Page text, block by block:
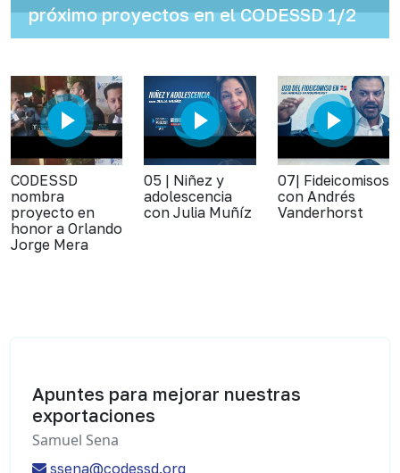
próximo proyectos en el CODESSD 1/2
CODESSD
nombra
proyecto en
honor a Orlando
Jorge Mera
05 | Niñez y
adolescencia
con Julia Muñíz
07| Fideicomisos
con Andrés
Vanderhorst
Apuntes para mejorar nuestras
exportaciones
Samuel Sena
ssena@codessd.org